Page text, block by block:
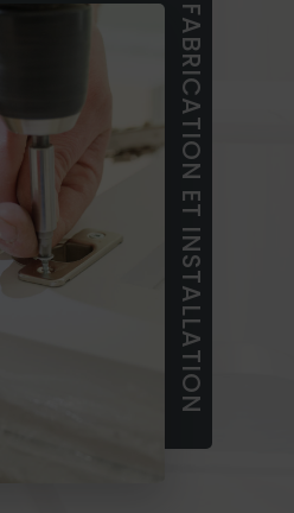
FABRICATION ET INSTALLATION